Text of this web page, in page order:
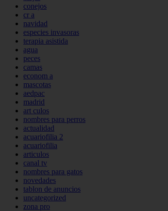
conejos
cr a
navidad
especies invasoras
terapia asistida
agua
peces
camas
econom a
mascotas
aedpac
madrid
art culos
nombres para perros
actualidad
acuariofilia 2
acuariofilia
articulos
canal tv
nombres para gatos
novedades
tablon de anuncios
uncategorized
zona pro